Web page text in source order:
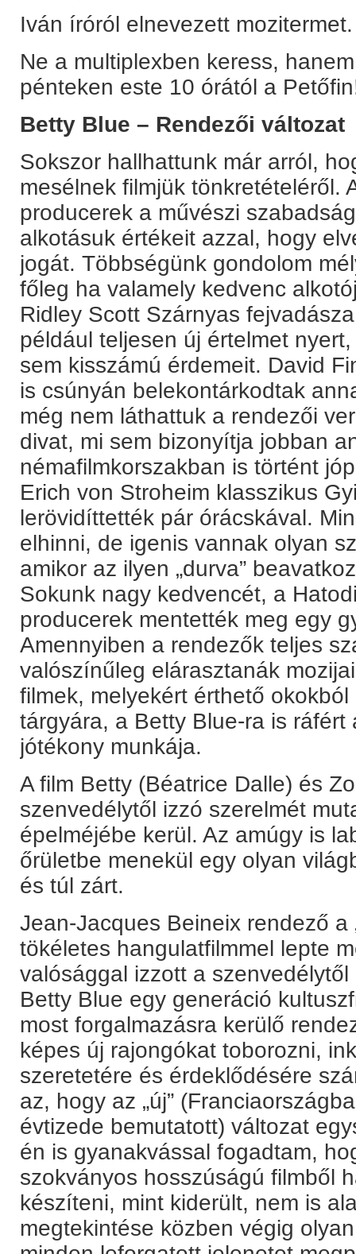
Iván íróról elnevezett mozitermet.
Ne a multiplexben keress,
pénteken este 10 órától a
Betty Blue – Rendezői változat
Sokszor hallhattunk már arról,
mesélnek filmjük tönkretételéről.
producerek a művészi
alkotásuk értékeit azzal, hogy
jogát. Többségünk gondolom
főleg ha valamely kedvenc
Ridley Scott Szárnyas
például teljesen új értelmet
sem kisszámú érdemeit. David
is csúnyán belekontárkodtak
még nem láthattuk a rendezői
divat, mi sem bizonyítja jobban
némafilmkorszakban is történt
Erich von Stroheim klasszikus
lerövidíttették pár órácskával.
elhinni, de igenis vannak olyan
amikor az ilyen „durva”
Sokunk nagy kedvencét, a
producerek mentették meg egy
Amennyiben a rendezők teljes
valószínűleg elárasztanák
filmek, melyekért érthető
tárgyára, a Betty Blue-ra is ráfért
jótékony munkája.
A film Betty (Béatrice Dalle) és
szenvedélytől izzó szerelmét
épelméjébe kerül. Az amúgy is
őrületbe menekül egy olyan
és túl zárt.
Jean-Jacques Beineix rendező a
tökéletes hangulatfilmmel lepte
valósággal izzott a
Betty Blue egy generáció
most forgalmazásra kerülő
képes új rajongókat toborozni,
szeretetére és érdeklődésére
az, hogy az „új”
évtizede bemutatott) változat
én is gyanakvással fogadtam,
szokványos hosszúságú filmből
készíteni, mint kiderült, nem is
megtekintése közben végig